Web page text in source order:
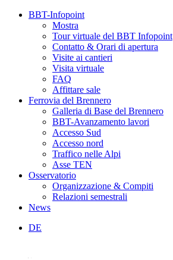
BBT-Infopoint
Mostra
Tour virtuale del BBT Infopoint
Contatto & Orari di apertura
Visite ai cantieri
Visita virtuale
FAQ
Affittare sale
Ferrovia del Brennero
Galleria di Base del Brennero
BBT-Avanzamento lavori
Accesso Sud
Accesso nord
Traffico nelle Alpi
Asse TEN
Osservatorio
Organizzazione & Compiti
Relazioni semestrali
News
DE